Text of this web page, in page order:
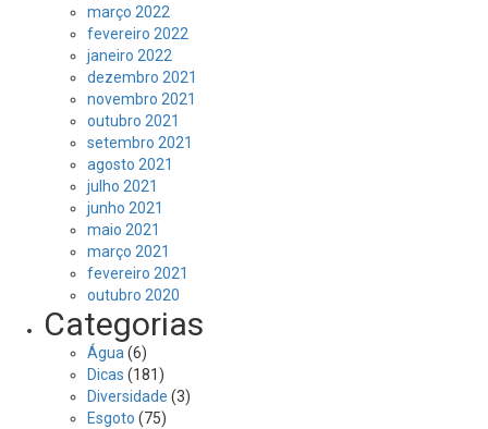
março 2022
fevereiro 2022
janeiro 2022
dezembro 2021
novembro 2021
outubro 2021
setembro 2021
agosto 2021
julho 2021
junho 2021
maio 2021
março 2021
fevereiro 2021
outubro 2020
Categorias
Água (6)
Dicas (181)
Diversidade (3)
Esgoto (75)